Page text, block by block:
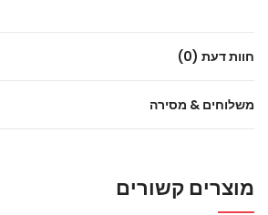
חוות דעת (0)
משלוחים & מסירה
מוצרים קשורים